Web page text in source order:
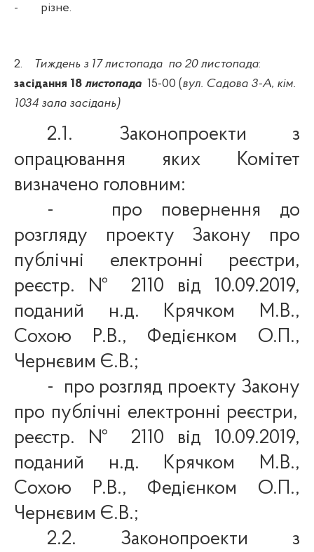
- різне.
2. Тиждень з 17листопада по 20 листопада:
засідання 18 листопада 15-00 (вул. Садова 3-А, кім.
1034 зала засідань)
2.1. Законопроекти з
опрацювання яких Комітет
визначено головним:
-
про повернення до
розгляду
проекту Закону
про
публічні електронні реєстри,
реєстр. № 2110 від 10.09.2019,
поданий н.д. Крячком М.В.,
Сохою Р.В., Федієнком О.П.,
Чернєвим Є.В.;
-
про розгляд проекту Закону
про публічні електронні реєстри,
реєстр. № 2110 від 10.09.2019,
поданий н.д. Крячком М.В.,
Сохою Р.В., Федієнком О.П.,
Чернєвим Є.В.;
2.2. Законопроекти з